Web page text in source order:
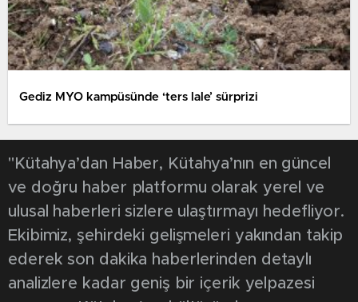
Gediz MYO kampüsünde ‘ters lale’ sürprizi
"Kütahya’dan Haber, Kütahya’nın en güncel
ve doğru haber platformu olarak yerel ve
ulusal haberleri sizlere ulaştırmayı hedefliyor.
Ekibimiz, şehirdeki gelişmeleri yakından takip
ederek son dakika haberlerinden detaylı
analizlere kadar geniş bir içerik yelpazesi